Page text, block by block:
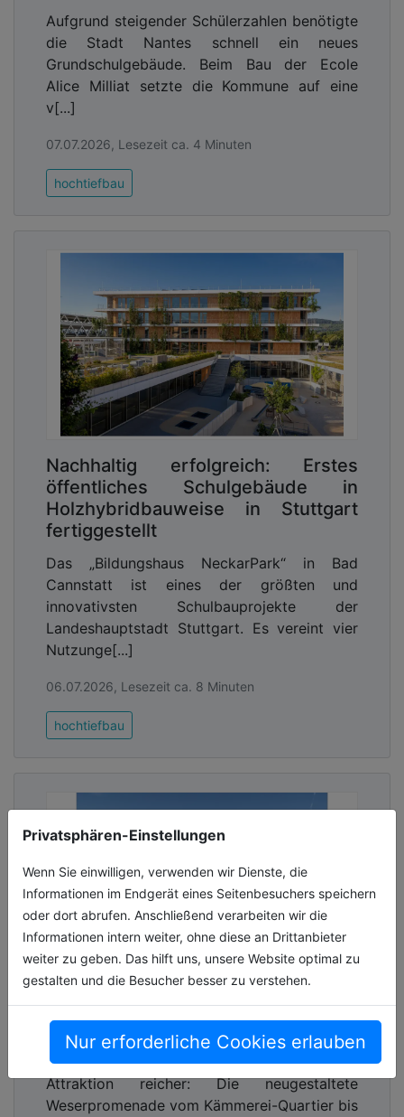
Privatsphären-Einstellungen
Wenn Sie einwilligen, verwenden wir Dienste, die
Informationen im Endgerät eines Seitenbesuchers speichern
oder dort abrufen. Anschließend verarbeiten wir die
Informationen intern weiter, ohne diese an Drittanbieter
weiter zu geben. Das hilft uns, unsere Website optimal zu
gestalten und die Besucher besser zu verstehen.
Nur erforderliche Cookies erlauben
Aufgrund steigender Schülerzahlen benötigte
die Stadt Nantes schnell ein neues
Grundschulgebäude. Beim Bau der Ecole
Alice Milliat setzte die Kommune auf eine
v[...]
07.07.2026, Lesezeit ca. 4 Minuten
hochtiefbau
Nachhaltig erfolgreich: Erstes
öffentliches Schulgebäude in
Holzhybridbauweise in Stuttgart
fertiggestellt
Das „Bildungshaus NeckarPark“ in Bad
Cannstatt ist eines der größten und
innovativsten Schulbauprojekte der
Landeshauptstadt Stuttgart. Es vereint vier
Nutzunge[...]
06.07.2026, Lesezeit ca. 8 Minuten
hochtiefbau
Neue Weserpromenade Blumenthal
eröffnet
Der Bremer Stadtteil Blumenthal ist um eine
Attraktion reicher: Die neugestaltete
Weserpromenade vom Kämmerei-Quartier bis